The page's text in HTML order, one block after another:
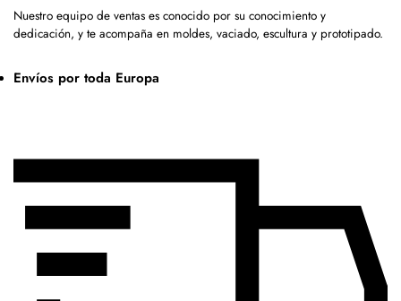
Nuestro equipo de ventas es conocido por su conocimiento y
dedicación, y te acompaña en moldes, vaciado, escultura y prototipado.
Envíos por toda Europa